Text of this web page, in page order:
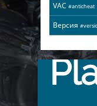
VAC #anticheat
Версия